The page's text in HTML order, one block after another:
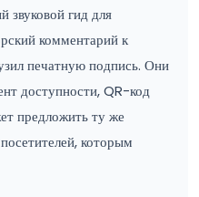
звуковой гид для
комментарий к
печатную подпись. Они
доступности, QR-код
предложить ту же
которым